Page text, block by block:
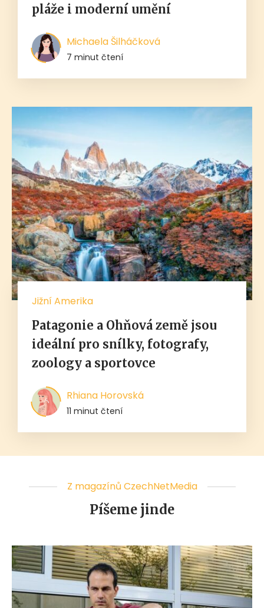
pláže i moderní umění
Michaela Šilháčková
7 minut čtení
Jižní Amerika
Patagonie a Ohňová země jsou
ideální pro snílky, fotografy,
zoology a sportovce
Rhiana Horovská
11 minut čtení
Z magazínů CzechNetMedia
Píšeme jinde